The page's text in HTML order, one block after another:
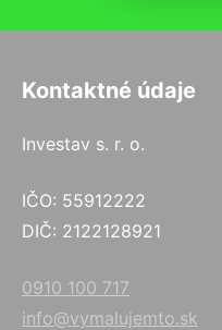
Kontaktné údaje
Investav s. r. o.
IČO: 55912222
DIČ: 2122128921
0910 100 717
info@vymalujemto.sk